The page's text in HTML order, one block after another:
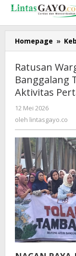
Lewati
konten
Homepage »
Ratusan
Banggalang
Aktivitas
12 Mei 2026
oleh lintasgayo.co